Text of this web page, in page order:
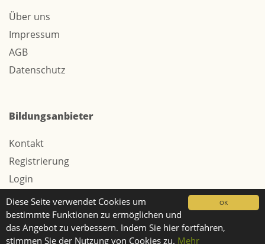
OK
Diese Seite verwendet Cookies um
bestimmte Funktionen zu ermöglichen und
das Angebot zu verbessern. Indem Sie hier fortfahren,
stimmen Sie der Nutzung von Cookies zu. Mehr
Über uns
Impressum
AGB
Datenschutz
Bildungsanbieter
Kontakt
Registrierung
Login
Werbung / Tarife